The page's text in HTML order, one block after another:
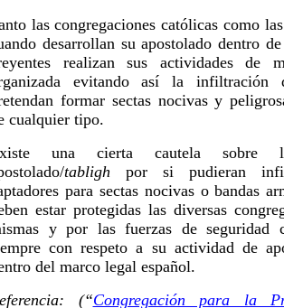
las congregaciones católicas como
desarrollan su apostolado dentro
realizan sus actividades de
evitando así la infiltración
formar sectas nocivas y
cualquier tipo.
una cierta cautela sobre
tabligh por si pudieran
para sectas nocivas o bandas
estar protegidas las diversas
y por las fuerzas de seguridad
con respeto a su actividad de
del marco legal español.
(“Congregación para la